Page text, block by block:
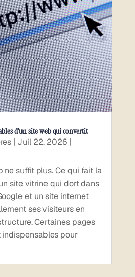
d’un site web qui convertit
| Juil 22, 2026 |
ne suffit plus. Ce qui fait la
site vitrine qui dort dans
et un site internet
ses visiteurs en
Certaines pages
pour